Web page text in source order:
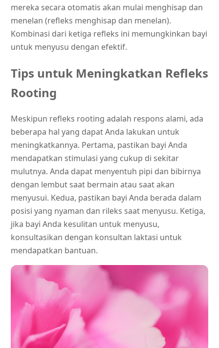
mereka secara otomatis akan mulai menghisap dan
menelan (refleks menghisap dan menelan).
Kombinasi dari ketiga refleks ini memungkinkan bayi
untuk menyusu dengan efektif.
Tips untuk Meningkatkan Refleks
Rooting
Meskipun refleks rooting adalah respons alami, ada
beberapa hal yang dapat Anda lakukan untuk
meningkatkannya. Pertama, pastikan bayi Anda
mendapatkan stimulasi yang cukup di sekitar
mulutnya. Anda dapat menyentuh pipi dan bibirnya
dengan lembut saat bermain atau saat akan
menyusui. Kedua, pastikan bayi Anda berada dalam
posisi yang nyaman dan rileks saat menyusu. Ketiga,
jika bayi Anda kesulitan untuk menyusu,
konsultasikan dengan konsultan laktasi untuk
mendapatkan bantuan.